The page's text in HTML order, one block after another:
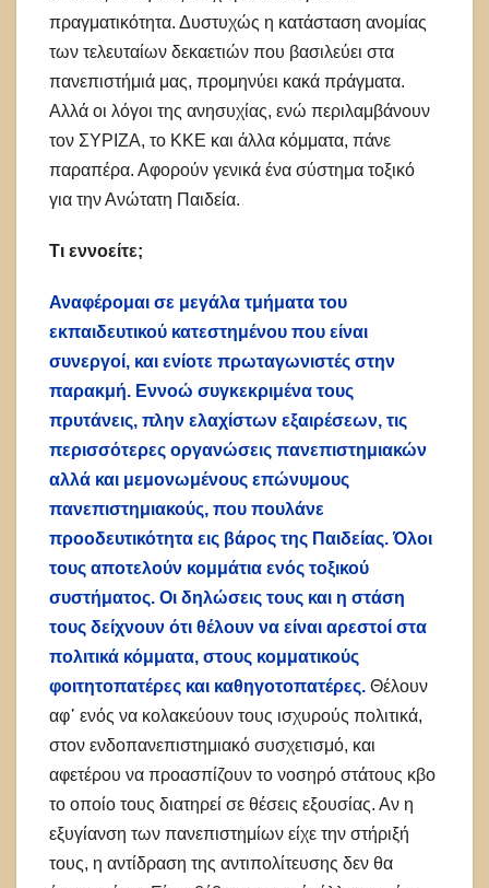
πραγματικότητα. Δυστυχώς η κατάσταση ανομίας
των τελευταίων δεκαετιών που βασιλεύει στα
πανεπιστήμιά μας, προμηνύει κακά πράγματα.
Αλλά οι λόγοι της ανησυχίας, ενώ περιλαμβάνουν
τον ΣΥΡΙΖΑ, το ΚΚΕ και άλλα κόμματα, πάνε
παραπέρα. Αφορούν γενικά ένα σύστημα τοξικό
για την Ανώτατη Παιδεία.
Τι εννοείτε;
Αναφέρομαι σε μεγάλα τμήματα του
εκπαιδευτικού κατεστημένου που είναι
συνεργοί, και ενίοτε πρωταγωνιστές στην
παρακμή. Εννοώ συγκεκριμένα τους
πρυτάνεις, πλην ελαχίστων εξαιρέσεων, τις
περισσότερες οργανώσεις πανεπιστημιακών
αλλά και μεμονωμένους επώνυμους
πανεπιστημιακούς, που πουλάνε
προοδευτικότητα εις βάρος της Παιδείας. Όλοι
τους αποτελούν κομμάτια ενός τοξικού
συστήματος. Οι δηλώσεις τους και η στάση
τους δείχνουν ότι θέλουν να είναι αρεστοί στα
πολιτικά κόμματα, στους κομματικούς
φοιτητοπατέρες και καθηγοτοπατέρες. Θέλουν
αφ᾽ ενός να κολακεύουν τους ισχυρούς πολιτικά,
στον ενδοπανεπιστημιακό συσχετισμό, και
αφετέρου να προασπίζουν το νοσηρό στάτους κβο
το οποίο τους διατηρεί σε θέσεις εξουσίας. Αν η
εξυγίανση των πανεπιστημίων είχε την στήριξή
τους, η αντίδραση της αντιπολίτευσης δεν θα